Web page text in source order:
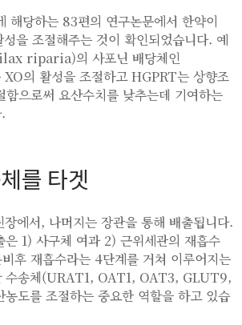
해당하는 83편의 연구논문에서 한약이
을 조절해주는 것이 확인되었습니다. 예
riparia)의 사포닌 배당체인
의 활성을 조절하고 HGPRT는 상향조
함으로써 요산수치를 낮추는데 기여하는
를 타겟
에서, 나머지는 장관을 통해 배출됩니다.
은 1) 사구체 여과 2) 근위세관의 재흡수
후 재흡수라는 4단계를 거쳐 이루어지는
수송체(URAT1, OAT1, OAT3, GLUT9,
도를 조절하는 중요한 역할을 하고 있습